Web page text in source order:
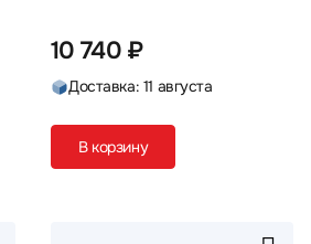
10 740 ₽
Доставка: 11 августа
В корзину